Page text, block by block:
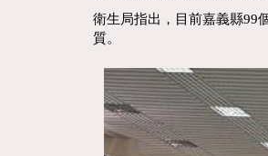
衛生局指出，目前嘉義縣99
質。